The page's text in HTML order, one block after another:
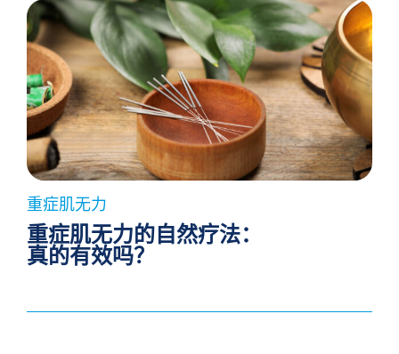
重症肌无力
重症肌无力的自然疗法：
真的有效吗？